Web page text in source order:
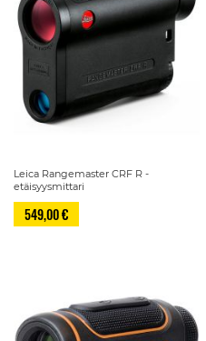
Leica Rangemaster CRF R -
etäisyysmittari
549,00 €